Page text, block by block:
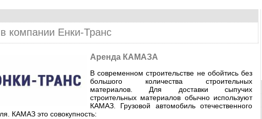
компании Енки-Транс
Аренда КАМАЗА
В современном строительстве не обойтись без
большого количества строительных
материалов. Для доставки сыпучих
строительных материалов обычно используют
КАМАЗ. Грузовой автомобиль отечественного
КАМАЗ это совокупность: